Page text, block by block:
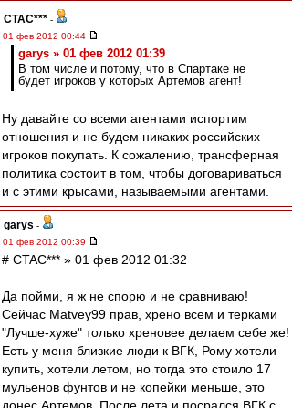
CTAC*** -
01 фев 2012 00:44
garys » 01 фев 2012 01:39
В том числе и потому, что в Спартаке не
будет игроков у которых Артемов агент!
Ну давайте со всеми агентами испортим
отношения и не будем никаких российских
игроков покупать. К сожалению, трансферная
политика состоит в том, чтобы договариваться
и с этими крысами, называемыми агентами.
garys -
01 фев 2012 00:39
# CTAC*** » 01 фев 2012 01:32
Да пойми, я ж не спорю и не сравниваю!
Сейчас Matvey99 прав, хрено всем и терками
"Лучше-хуже" только хреновее делаем себе же!
Есть у меня близкие люди к ВГК, Рому хотели
купить, хотели летом, но тогда это стоило 17
мульенов фунтов и не копейки меньше, это